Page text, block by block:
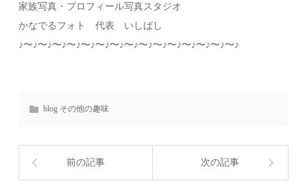
家族写真・プロフィール写真スタジオ
かなでるフォト 代表 いしばし
♪〜♪〜♪〜♪〜♪〜♪〜♪〜♪〜♪〜♪〜♪〜♪〜♪〜♪〜♪〜♪
blog その他の趣味
前の記事 次の記事